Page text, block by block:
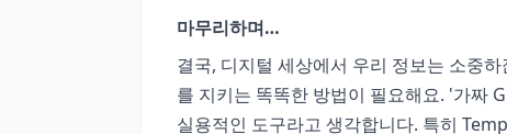
마무리하며…
결국, 디지털 세상에서 우리 정보는 소중
를 지키는 똑똑한 방법이 필요해요. '가짜
실용적인 도구라고 생각합니다. 특히